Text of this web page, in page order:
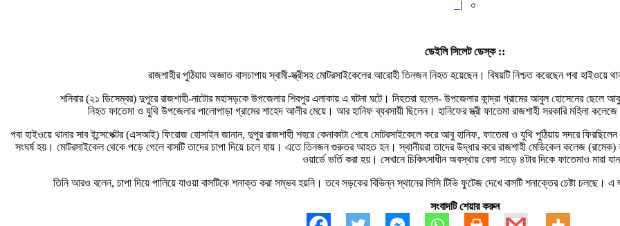
| ০
ডেইলি সিলেট ডেস্ক ::
রাজশাহীর পুঠিয়ায় অজ্ঞাত বাসচাপায় স্বামী-স্ত্রীসহ মোটরসাইকেলের আরোহী তিনজন নিহত হয়েছেন। বিষয়টি নিশ্চত করেছেন পবা
শনিবার (২১ ডিসেম্বর) দুপুরে রাজশাহী-নাটোর মহাসড়কে উপজেলার শিবপুর এলাকায় এ ঘটনা ঘটে। নিহতরা হলেন- উপজেলার কান্দ্রা গ্রামের আবুল হোসেনের ছেলে
নিহত ফাতেমা ও যুথি উপজেলার পালোপাড়া গ্রামের শাহেদ আলীর মেয়ে। আর হানিফ ব্যবসায়ী ছিলেন। হানিফের স্ত্রী ফাতেমা রাজশাহী সরকারি মহিলা
পবা হাইওয়ে থানার সাব ইন্সেপেক্টর (এসআই) ফিরোজ হোসাইন জানান, দুপুর রাজশাহী শহরে কেনাকাটা শেষে মোটরসাইকেলে করে আবু হানিফ, ফাতেমা ও যুথি পুঠিয়ায় সদরে
সংঘর্ষ হয়। মোটরসাইকেল থেকে পড়ে গেলে বাসটি তাদের চাপা দিয়ে চলে যায়। এতে তিনজন গুরুতর আহত হন। স্থানীয়রা তাদের উদ্ধার করে রাজশাহী মেডিকেল কলেজ (রামেক)
ওয়ার্ডে ভর্তি করা হয়। সেখানে চিকিৎসাধীন অবস্থায় বেলা সাড়ে ৪টার দিকে ফাতেমাও মারা
তিনি আরও বলেন, চাপা দিয়ে পালিয়ে যাওয়া বাসটিকে শনাক্ত করা সম্ভব হয়নি। তবে সড়কের বিভিন্ন স্থানের সিসি টিভি ফুটেজ দেখে বাসটি শনাক্তের চেষ্টা
সংবাদটি শেয়ার করুন